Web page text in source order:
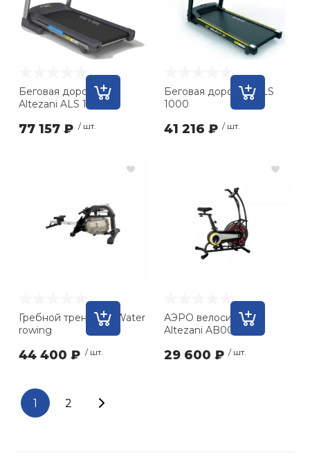
Беговая дорожка
Altezani ALS 1320
77 157 ₽ / шт.
Беговая дорожка ALS
1000
41 216 ₽ / шт.
Гребной тренажер Water
rowing
44 400 ₽ / шт.
АЭРО велосипед
Altezani AB004
29 600 ₽ / шт.
1 2